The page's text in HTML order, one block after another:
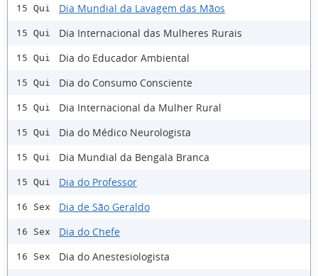
15 Qui Dia Mundial da Lavagem das Mãos
15 Qui Dia Internacional das Mulheres Rurais
15 Qui Dia do Educador Ambiental
15 Qui Dia do Consumo Consciente
15 Qui Dia Internacional da Mulher Rural
15 Qui Dia do Médico Neurologista
15 Qui Dia Mundial da Bengala Branca
15 Qui Dia do Professor
16 Sex Dia de São Geraldo
16 Sex Dia do Chefe
16 Sex Dia do Anestesiologista